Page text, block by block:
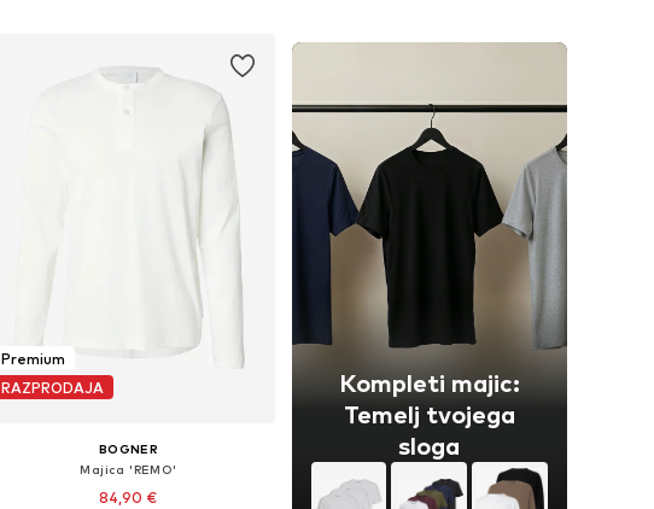
Premium
RAZPRODAJA
BOGNER
Majica 'REMO'
84,90 €
Kompleti majic:
Temelj tvojega
sloga